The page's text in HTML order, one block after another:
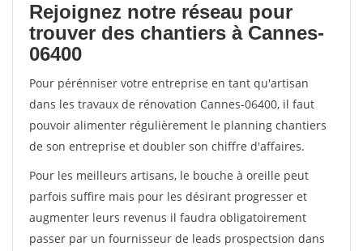
Rejoignez notre réseau pour
trouver des chantiers à Cannes-
06400
Pour pérénniser votre entreprise en tant qu'artisan
dans les travaux de rénovation Cannes-06400, il faut
pouvoir alimenter régulièrement le planning chantiers
de son entreprise et doubler son chiffre d'affaires.
Pour les meilleurs artisans, le bouche à oreille peut
parfois suffire mais pour les désirant progresser et
augmenter leurs revenus il faudra obligatoirement
passer par un fournisseur de leads prospectsion dans